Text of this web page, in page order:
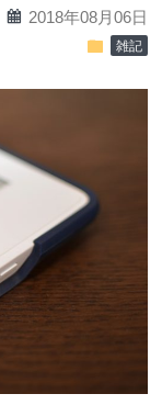
calendar 2018年08月06日
folder 雑記